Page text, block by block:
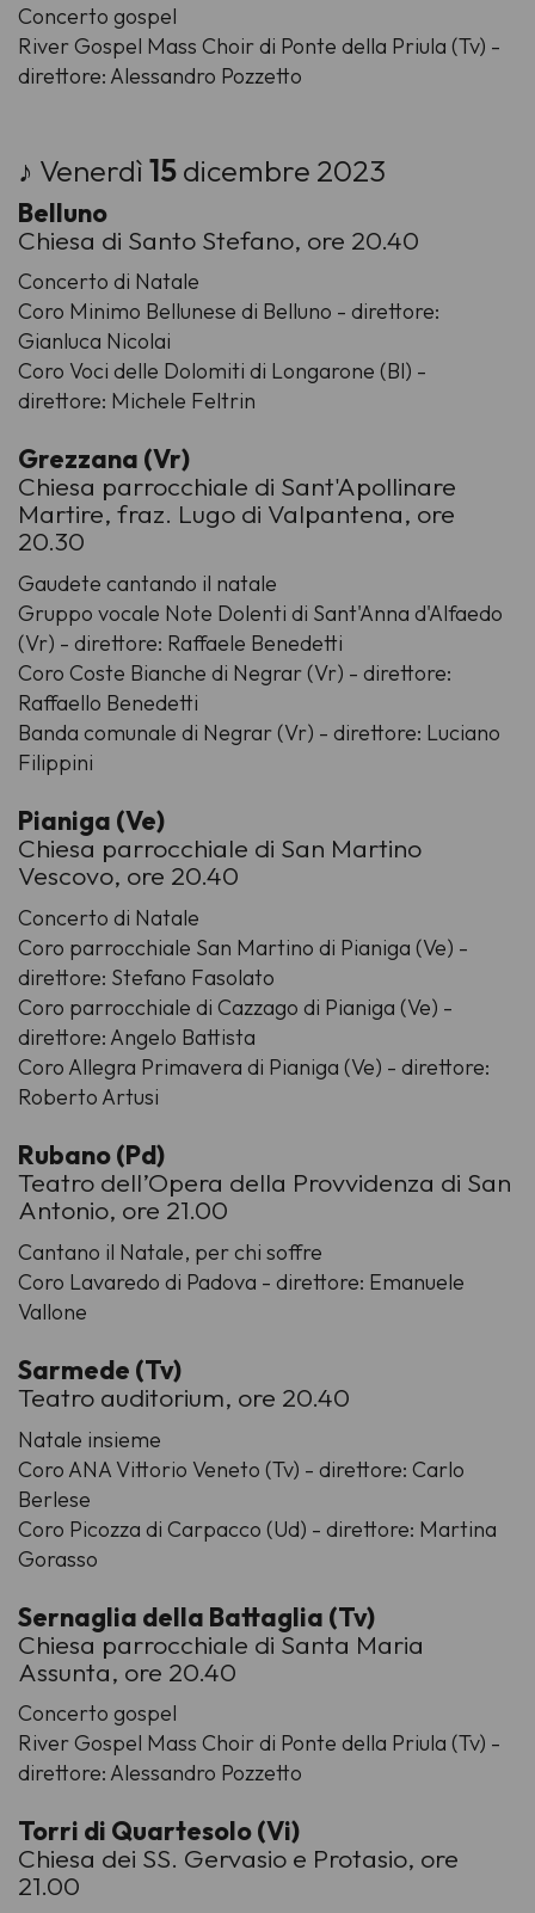
Concerto gospel
River Gospel Mass Choir di Ponte della Priula (Tv) -
direttore: Alessandro Pozzetto
♪ Venerdì15dicembre 2023
Belluno
Chiesa di Santo Stefano, ore 20.40
Concerto di Natale
Coro Minimo Bellunese di Belluno - direttore:
Gianluca Nicolai
Coro Voci delle Dolomiti di Longarone (Bl) -
direttore: Michele Feltrin
Grezzana (Vr)
Chiesa parrocchiale di Sant'Apollinare
Martire, fraz. Lugo di Valpantena, ore
20.30
Gaudete cantando il natale
Gruppo vocale Note Dolenti di Sant'Anna d'Alfaedo
(Vr) - direttore: Raffaele Benedetti
Coro Coste Bianche di Negrar (Vr) - direttore:
Raffaello Benedetti
Banda comunale di Negrar (Vr) - direttore: Luciano
Filippini
Pianiga (Ve)
Chiesa parrocchiale di San Martino
Vescovo, ore 20.40
Concerto di Natale
Coro parrocchiale San Martino di Pianiga (Ve) -
direttore: Stefano Fasolato
Coro parrocchiale di Cazzago di Pianiga (Ve) -
direttore: Angelo Battista
Coro Allegra Primavera di Pianiga (Ve) - direttore:
Roberto Artusi
Rubano (Pd)
Teatro dell’Opera della Provvidenza di San
Antonio, ore 21.00
Cantano il Natale, per chi soffre
Coro Lavaredo di Padova - direttore: Emanuele
Vallone
Sarmede (Tv)
Teatro auditorium, ore 20.40
Natale insieme
Coro ANA Vittorio Veneto (Tv) - direttore: Carlo
Berlese
Coro Picozza di Carpacco (Ud) - direttore: Martina
Gorasso
Sernaglia della Battaglia (Tv)
Chiesa parrocchiale di Santa Maria
Assunta, ore 20.40
Concerto gospel
River Gospel Mass Choir di Ponte della Priula (Tv) -
direttore: Alessandro Pozzetto
Torri di Quartesolo (Vi)
Chiesa dei SS. Gervasio e Protasio, ore
21.00